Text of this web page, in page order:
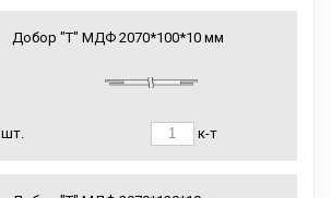
Добор "Т" МДФ 2070*100*10 мм
шт. к-т